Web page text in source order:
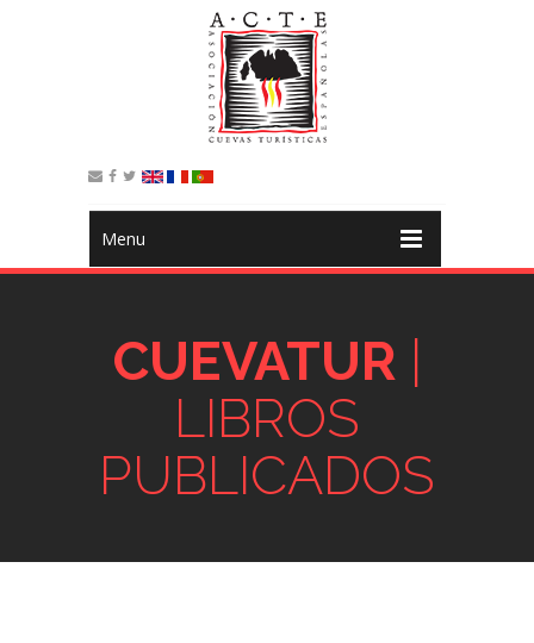
Menu
CUEVATUR|
LIBROS
PUBLICADOS